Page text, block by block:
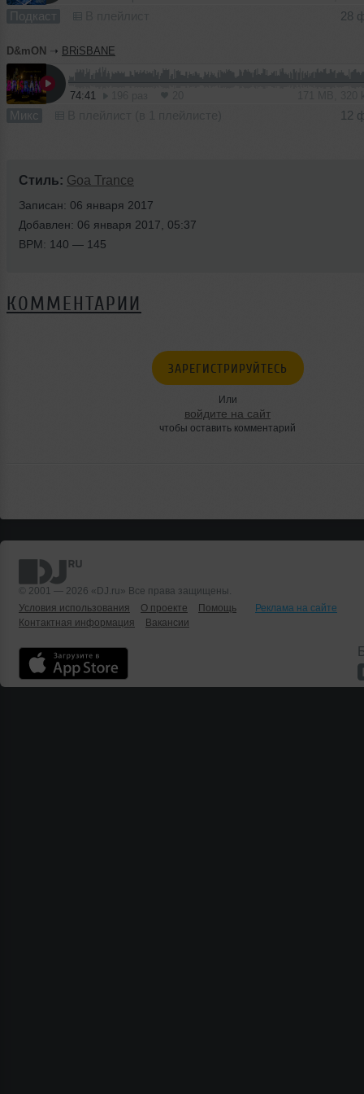
Подкаст 28
D&mON ➝ BRiSBANE
74:41
Микс 12
Стиль: Goa Trance
Записан: 06 января 2017
Добавлен: 06 января 2017, 05:37
BPM: 140 — 145
КОММЕНТАРИИ
ЗАРЕГИСТРИРУЙТЕСЬ
Или
войдите на сайт
чтобы оставить комментарий
© 2001 — 2026 «DJ.ru» Все права защищены.
Условия использования
О проекте Помощь
Реклама на сайте
Контактная информация
Вакансии